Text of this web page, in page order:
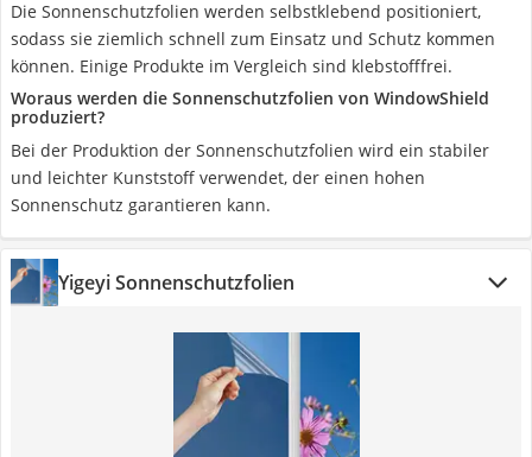
Die Sonnenschutzfolien werden selbstklebend positioniert,
sodass sie ziemlich schnell zum Einsatz und Schutz kommen
können. Einige Produkte im Vergleich sind klebstofffrei.
Woraus werden die Sonnenschutzfolien von WindowShield
produziert?
Bei der Produktion der Sonnenschutzfolien wird ein stabiler
und leichter Kunststoff verwendet, der einen hohen
Sonnenschutz garantieren kann.
Yigeyi Sonnenschutzfolien